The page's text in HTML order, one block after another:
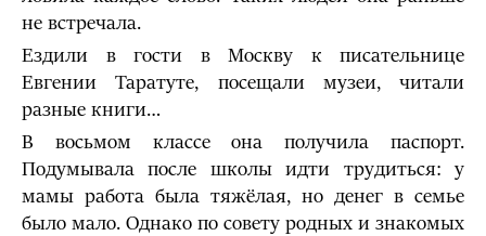
не встречала.
Ездили в гости в Москву к писательнице
Евгении Таратуте, посещали музеи, читали
разные книги…
В восьмом классе она получила паспорт.
Подумывала после школы идти трудиться: у
мамы работа была тяжёлая, но денег в семье
было мало. Однако по совету родных и знакомых